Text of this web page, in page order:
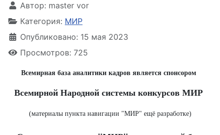
Автор: master vor
Категория: МИР
Опубликовано: 15 мая 2023
Просмотров: 725
Всемирная база аналитики кадров является спонсором
Всемирной Народной системы конкурсов МИР
(материалы пункта навигации "МИР" ещё разработке)